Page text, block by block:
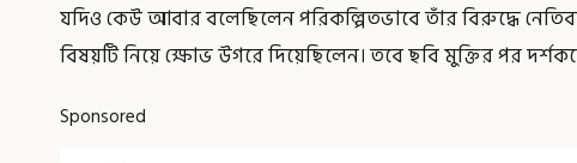
যদিও কেউ আবার বলেছিলেন পরিকল্পিতভাবে তাঁর বিরুদ্ধে
বিষয়টি নিয়ে ক্ষোভ উগরে দিয়েছিলেন। তবে ছবি মুক্তির পর
Sponsored